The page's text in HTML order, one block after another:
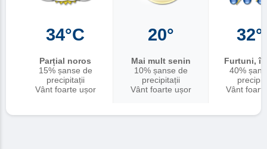
34°C
Parțial noros
15% șanse de
precipitații
Vânt foarte ușor
20°
Mai mult senin
10% șanse de
precipitații
Vânt foarte ușor
Furtuni,
40%
Vânt